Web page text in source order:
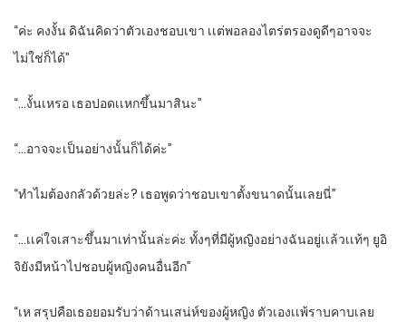
“ค่ะ​ คงงั้น ดิฉันคิดว่าตัวเองชอบเขา เเต่พอลองไตร่ตรอง​ดูดีๆอาจจะ
ไม่ใช่ก็ได้”
“…งั้นเหรอ​ เธอปอดเเหกขึ้นมาสินะ”
“…อาจจะเป็นอย่างนั้นก็ได้ค่ะ”
“ทําไมต้องกลัวด้วยล่ะ? เธอพูดว่าชอบเขาตั้งขนาดนั้นเลยนี่”
“…เเค่ใจเสาะขึ้นมาเท่านั้นล่ะค่ะ​ ทั้งๆที่มีผู้หญิงอย่างฉันอยู่เเล้วเเท้ๆ​ ยูอิ
จิยังมีหน้าไปชอบผู้หญิงคนอื่นอีก”
“เห​ สรุปคือเธอยอมรับว่าด้านเสน่ห์ของผู้หญิง​ ตัวเองเเพ้ราบคาบเลย